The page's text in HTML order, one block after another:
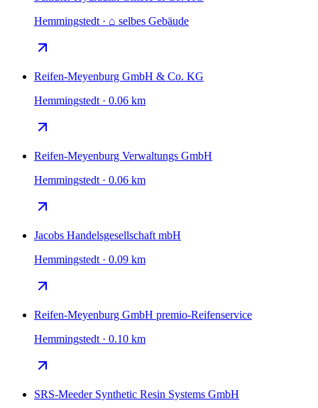
Hemmingstedt · ⌂ selbes Gebäude
Reifen-Meyenburg GmbH & Co. KG
Hemmingstedt · 0.06 km
Reifen-Meyenburg Verwaltungs GmbH
Hemmingstedt · 0.06 km
Jacobs Handelsgesellschaft mbH
Hemmingstedt · 0.09 km
Reifen-Meyenburg GmbH premio-Reifenservice
Hemmingstedt · 0.10 km
SRS-Meeder Synthetic Resin Systems GmbH